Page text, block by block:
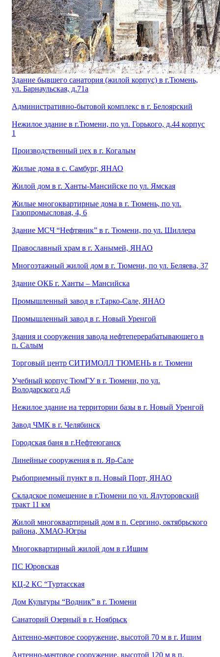
Здание бывшего санатория (жилой корпус) в г.Тюмень,
ул. Барнаульская, д.71а
Административно-бытовой комплекс в г. Белоярский
Нежилое здание в г.Тюмени, по ул. Горького, д.44 корпус
1
Производственный цех в г. Когалым
Жилые дома в с. Самбург, ЯНАО
Жилой дом в г. Ханты-Мансийске по ул. Ямская
Жилые многоквартирные дома в г. Тюмень, по ул.
Газопромысловая, 4, 6
Здание МСЧ “Нефтяник” в г. Тюмени, по ул. Шиллера
Православный храм в г. Ханымей, ЯНАО
Многоэтажный жилой дом в г. Тюмени, по ул. Беляева, 37
Здание ОКБ г. Ханты – Мансийска
Промышленный завод в г.Тарко-Сале, ЯНАО
Промышленный завод в г. Новый Уренгой
Здания и сооружения завода нефтеперерабатывающего в
п. Салым
Торговый центр СИТИМОЛЛ ТЮМЕНЬ в г. Тюмени
Учебный корпус ТюмГУ в г. Тюмени, по ул.
Володарского д.6
Нежилое здание на территории базы в г. Новый Уренгой
Завод ЧМК в г. Челябинск
Городская баня в г.Нефтеюганск
Линейные сооружения в п. Яр-Сале
Рыбоприемный пункт в п. Новый Порт, ЯНАО
Складское помещение в г.Тюмени по ул. Ялуторовский
тракт 11 км
Жилой многоквартирный дом в п. Сергино, октябрьского
района, ХМАО-Югры
Многоквартирный жилой дом в г.Ишим
ПС Юровская
КЦ-2 КС “Туртасская
Дом Культуры “Водник” в г. Тюмени
Санаторий Озерный в г. Ноябрьск
Антенно-мачтовое сооружение, высотой 70 м в г. Ишим
Антенно-мачтовое сооружение, высотой 120 м в п.